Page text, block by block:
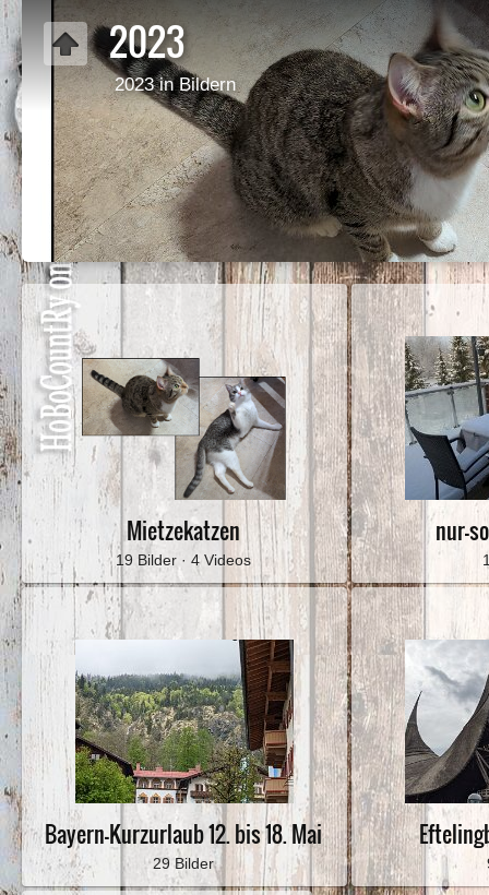
2023
2023 in Bildern
Mietzekatzen
19 Bilder · 4 Videos
nur-
Bayern-Kurzurlaub 12. bis 18. Mai
29 Bilder